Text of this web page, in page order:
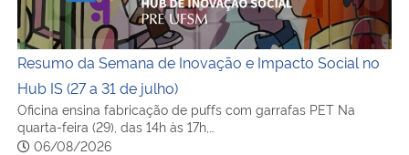
Resumo da Semana de Inovação e Impacto Social no
Hub IS (27 a 31 de julho)
Oficina ensina fabricação de puffs com garrafas PET Na
quarta-feira (29), das 14h às 17h,…
06/08/2026